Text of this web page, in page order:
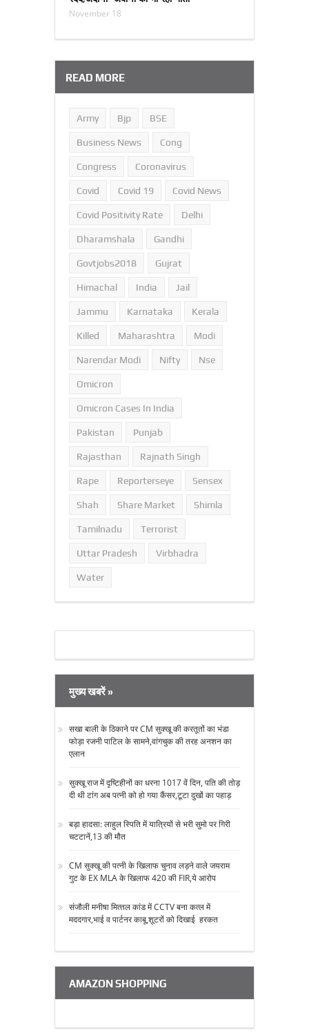
November 18
READ MORE
Army Bjp BSE
Business News Cong
Congress Coronavirus
Covid Covid 19 Covid News
Covid Positivity Rate Delhi
Dharamshala Gandhi
Govtjobs2018 Gujrat
Himachal India Jail
Jammu Karnataka Kerala
Killed Maharashtra Modi
Narendar Modi Nifty Nse
Omicron
Omicron Cases In India
Pakistan Punjab
Rajasthan Rajnath Singh
Rape Reporterseye Sensex
Shah Share Market Shimla
Tamilnadu Terrorist
Uttar Pradesh Virbhadra
Water
मुख्य खबरें »
सखा बाली के ठिकाने पर CM सुक्‍खू की करतूतों का भंडा
फोड़ा रजनी पाटिल के सामने,वांगचुक की तरह अनशन का
एलान
सुक्‍खू राज में दृष्टिहीनों का धरना 1017 वें दिन, पति की तोड़
दी थी टांग अब पत्‍नी को हो गया कैंसर,टूटा दुखों का पहाड़
बड़ा हादसा: लाहुल स्पिति में यात्रियों से भरी सुमो पर गिरी
चटटानें,13 की मौत
CM सुक्‍खू की पत्‍नी के खिलाफ चुनाव लड़ने वाले जयराम
गुट के EX MLA के खिलाफ 420 की FIR,ये आरोप
संजौली मनीषा मित्‍तल कांड में CCTV बना कत्‍ल में
मददगार,भाई व पार्टनर काबू,शूटरों को दिखाई हरकत
AMAZON SHOPPING